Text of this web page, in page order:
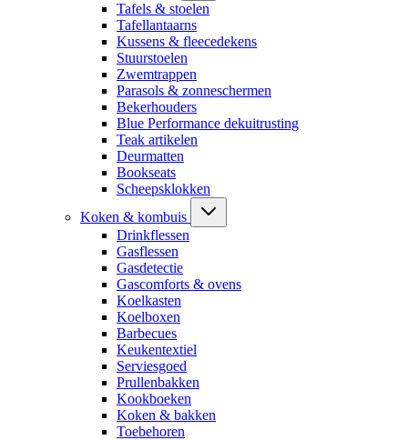
Tafels & stoelen
Tafellantaarns
Kussens & fleecedekens
Stuurstoelen
Zwemtrappen
Parasols & zonneschermen
Bekerhouders
Blue Performance dekuitrusting
Teak artikelen
Deurmatten
Bookseats
Scheepsklokken
Koken & kombuis
Drinkflessen
Gasflessen
Gasdetectie
Gascomforts & ovens
Koelkasten
Koelboxen
Barbecues
Keukentextiel
Serviesgoed
Prullenbakken
Kookboeken
Koken & bakken
Toebehoren